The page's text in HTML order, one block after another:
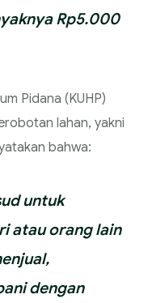
Rp5.000
Pidana (KUHP)
lahan, yakni
bahwa:
untuk
atau orang lain
dengan